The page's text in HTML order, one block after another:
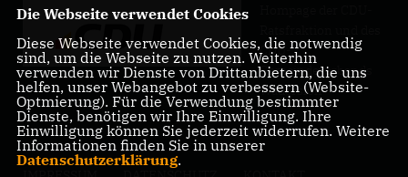
CDU-
Gemeindeverbands
Wadersloh
Die Webseite verwendet Cookies
Diese Webseite verwendet Cookies, die notwendig
sind, um die Webseite zu nutzen. Weiterhin
verwenden wir Dienste von Drittanbietern, die uns
helfen, unser Webangebot zu verbessern (Website-
Optmierung). Für die Verwendung bestimmter
Dienste, benötigen wir Ihre Einwilligung. Ihre
Einwilligung können Sie jederzeit widerrufen. Weitere
Informationen finden Sie in unserer
Datenschutzerklärung.